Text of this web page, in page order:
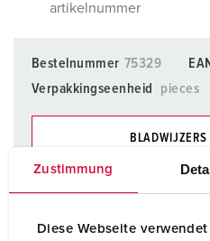
Zustimmung
Diese Webseite
artikelnummer
Bestelnummer 75329 EAN
Verpakkingseenheid
pieces
BLADWIJZERS
Onze producten kunt u in het
verlanglijstje/winkelmand in
Mijn lijst(0)